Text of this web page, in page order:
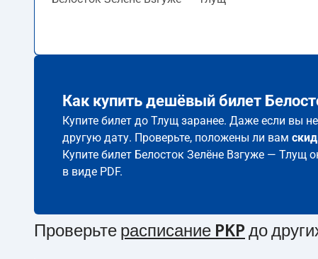
Как купить дешёвый билет
Купите билет до Тлущ заранее. Даже если вы
другую дату. Проверьте, положены ли вам
Купите билет Белосток Зелёне Взгуже — Тлущ
в виде PDF.
Проверьте расписание PKP до